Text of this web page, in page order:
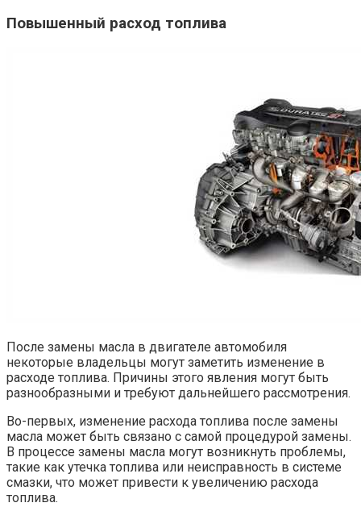
Повышенный расход топлива
После замены масла в двигателе автомобиля
некоторые владельцы могут заметить изменение в
расходе топлива. Причины этого явления могут быть
разнообразными и требуют дальнейшего рассмотрения.
Во-первых, изменение расхода топлива после замены
масла может быть связано с самой процедурой замены.
В процессе замены масла могут возникнуть проблемы,
такие как утечка топлива или неисправность в системе
смазки, что может привести к увеличению расхода
топлива.